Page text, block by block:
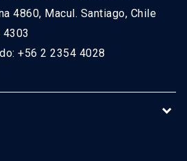
4860, Macul. Santiago, Chile
+56 2 2354 4028